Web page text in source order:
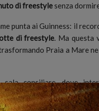
di freestylesenza
punta ai Guinness: il
di freestyle. Ma questa
Praia a Mare
consiliare, dove
fisica e mentale, ci
alla maratona di freestyle.